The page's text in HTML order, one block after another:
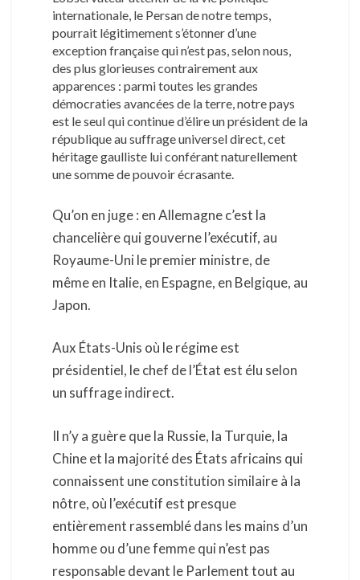
internationale, le Persan de notre temps,
pourrait légitimement s’étonner d’une
exception française qui n’est pas, selon nous,
des plus glorieuses contrairement aux
apparences : parmi toutes les grandes
démocraties avancées de la terre, notre pays
est le seul qui continue d’élire un président de la
république au suffrage universel direct, cet
héritage gaulliste lui conférant naturellement
une somme de pouvoir écrasante.
Qu’on en juge : en Allemagne c’est la
chancelière qui gouverne l’exécutif, au
Royaume-Uni le premier ministre, de
même en Italie, en Espagne, en Belgique, au
Japon.
Aux États-Unis où le régime est
présidentiel, le chef de l’État est élu selon
un suffrage indirect.
Il n’y a guère que la Russie, la Turquie, la
Chine et la majorité des États africains qui
connaissent une constitution similaire à la
nôtre, où l’exécutif est presque
entièrement rassemblé dans les mains d’un
homme ou d’une femme qui n’est pas
responsable devant le Parlement tout au